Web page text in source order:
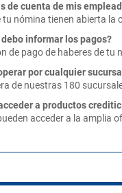
de cuenta de mis
tu nómina tienen abierta
informar los pagos?
de pago de haberes de
por cualquier
de nuestras 180
a productos
acceder a la amplia